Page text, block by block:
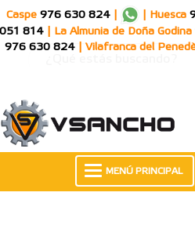
Caspe 976 630 824 Huesca
051 814
La Almunia de Doña Godina
976 630 824
Vilafranca del
MENÚ PRINCIPAL